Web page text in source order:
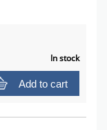
In stock
Add to cart